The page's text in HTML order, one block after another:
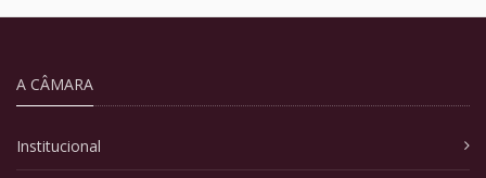
A CÂMARA
Institucional